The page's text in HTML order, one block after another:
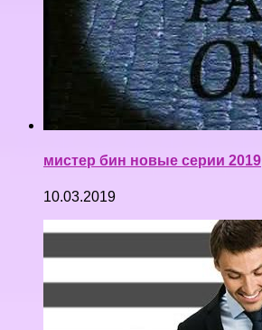
мистер бин новые серии 2019
10.03.2019